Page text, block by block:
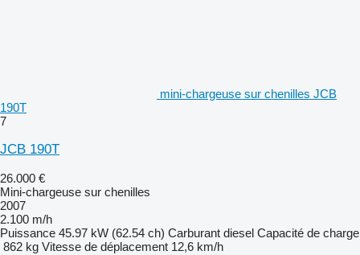
mini-chargeuse sur chenilles JCB
190T
7
JCB 190T
26.000 €
Mini-chargeuse sur chenilles
2007
2.100 m/h
Puissance 45.97 kW (62.54 ch) Carburant diesel Capacité de charge
862 kg Vitesse de déplacement 12,6 km/h